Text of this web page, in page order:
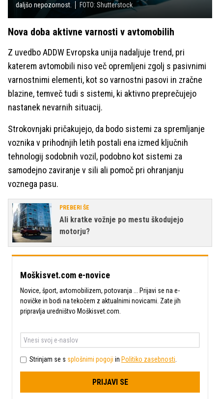
daljšo nepozornost.
FOTO: Shutterstock
Nova doba aktivne varnosti v avtomobilih
Z uvedbo ADDW Evropska unija nadaljuje trend, pri
katerem avtomobili niso več opremljeni zgolj s pasivnimi
varnostnimi elementi, kot so varnostni pasovi in zračne
blazine, temveč tudi s sistemi, ki aktivno preprečujejo
nastanek nevarnih situacij.
Strokovnjaki pričakujejo, da bodo sistemi za spremljanje
voznika v prihodnjih letih postali ena izmed ključnih
tehnologij sodobnih vozil, podobno kot sistemi za
samodejno zaviranje v sili ali pomoč pri ohranjanju
voznega pasu.
PREBERI ŠE
Ali kratke vožnje po mestu škodujejo
motorju?
Moškisvet.com e-novice
Novice, šport, avtomobilizem, potovanja ... Prijavi se na e-
novičke in bodi na tekočem z aktualnimi novicami. Zate jih
pripravlja uredništvo Moškisvet.com.
Strinjam se s splošnimi pogoji in Politiko zasebnosti
PRIJAVI SE